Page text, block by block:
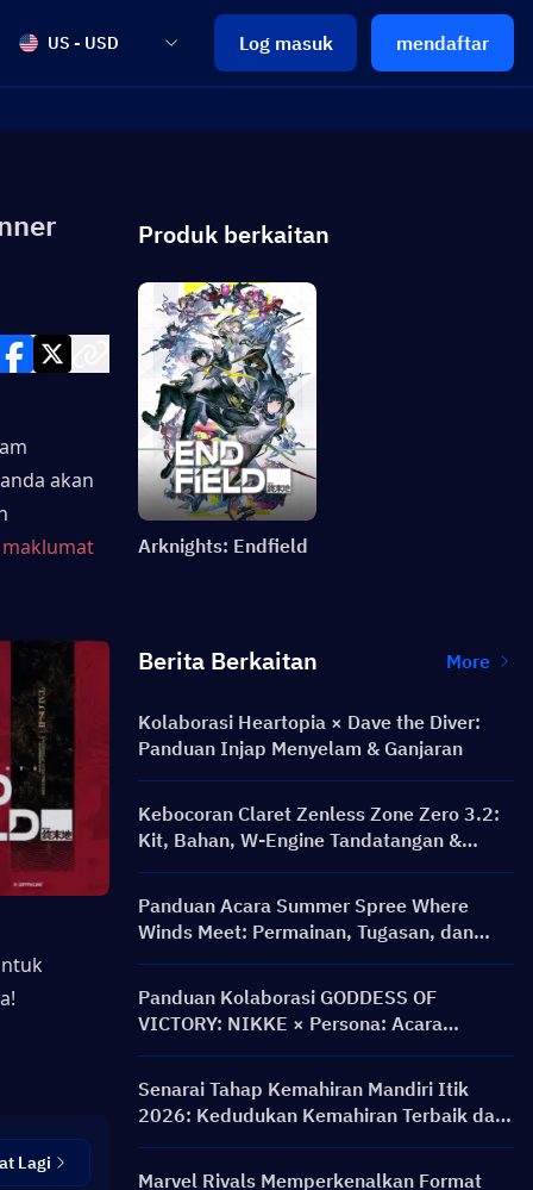
US - USD Log masuk mendaftar
akan
Lagi
Produk berkaitan
Arknights: Endfield
Berita Berkaitan More
Kolaborasi Heartopia × Dave the Diver:
Panduan Injap Menyelam & Ganjaran
Kebocoran Claret Zenless Zone Zero 3.2:
Kit, Bahan, W-Engine Tandatangan &
Mindscape Cinema
Panduan Acara Summer Spree Where
Winds Meet: Permainan, Tugasan, dan
Ganjaran
Panduan Kolaborasi GODDESS OF
VICTORY: NIKKE × Persona: Acara
PERSONA ON FRONTLINE, Watak, Banner
& Ganjaran
Senarai Tahap Kemahiran Mandiri Itik
2026: Kedudukan Kemahiran Terbaik dan
Panduan Binaan
Marvel Rivals Memperkenalkan Format